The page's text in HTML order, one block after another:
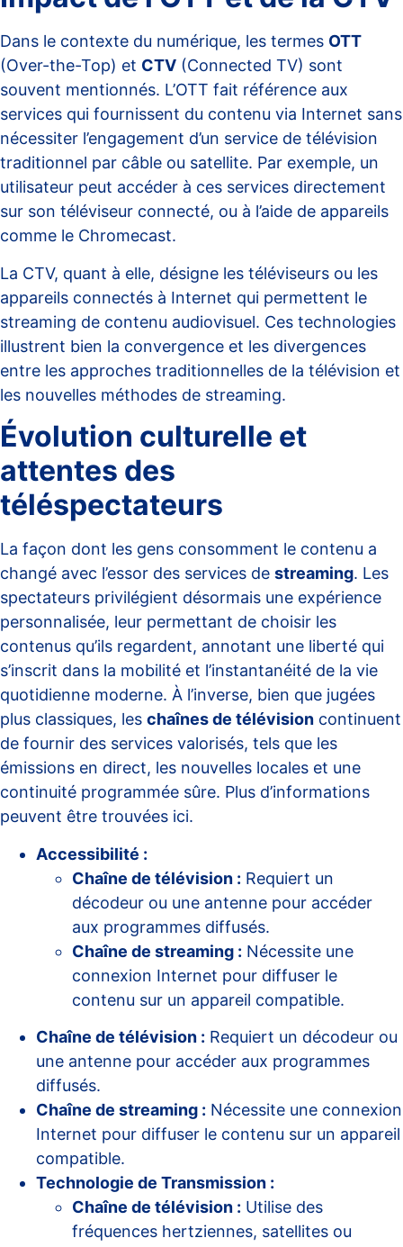
Dans le contexte du numérique, les termes OTT
(Over-the-Top) et CTV (Connected TV) sont
souvent mentionnés. L’OTT fait référence aux
services qui fournissent du contenu via Internet sans
nécessiter l’engagement d’un service de télévision
traditionnel par câble ou satellite. Par exemple, un
utilisateur peut accéder à ces services directement
sur son téléviseur connecté, ou à l’aide de appareils
comme le Chromecast.
La CTV, quant à elle, désigne les téléviseurs ou les
appareils connectés à Internet qui permettent le
streaming de contenu audiovisuel. Ces technologies
illustrent bien la convergence et les divergences
entre les approches traditionnelles de la télévision et
les nouvelles méthodes de streaming.
Évolution culturelle et
attentes des
téléspectateurs
La façon dont les gens consomment le contenu a
changé avec l’essor des services de streaming. Les
spectateurs privilégient désormais une expérience
personnalisée, leur permettant de choisir les
contenus qu’ils regardent, annotant une liberté qui
s’inscrit dans la mobilité et l’instantanéité de la vie
quotidienne moderne. À l’inverse, bien que jugées
plus classiques, les chaînes de télévision continuent
de fournir des services valorisés, tels que les
émissions en direct, les nouvelles locales et une
continuité programmée sûre. Plus d’informations
peuvent être trouvées ici.
Accessibilité :
Chaîne de télévision : Requiert un
décodeur ou une antenne pour accéder
aux programmes diffusés.
Chaîne de streaming : Nécessite une
connexion Internet pour diffuser le
contenu sur un appareil compatible.
Chaîne de télévision : Requiert un décodeur ou
une antenne pour accéder aux programmes
diffusés.
Chaîne de streaming : Nécessite une connexion
Internet pour diffuser le contenu sur un appareil
compatible.
Technologie de Transmission :
Chaîne de télévision : Utilise des
fréquences hertziennes, satellites ou